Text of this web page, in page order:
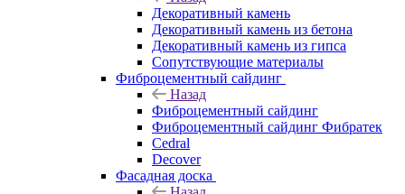
Декоративный камень
Декоративный камень из бетона
Декоративный камень из гипса
Сопутствующие материалы
Фиброцементный сайдинг
Назад
Фиброцементный сайдинг
Фиброцементный сайдинг Фибратек
Cedral
Decover
Фасадная доска